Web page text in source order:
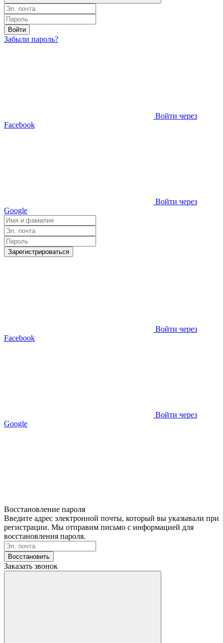
Войти
Забыли пароль?
Войти через
Facebook
Войти через
Google
Зарегистрироваться
Войти через
Facebook
Войти через
Google
Восстановление пароля
Введите адрес электронной почты, который вы указывали при
регистрации. Мы отправим письмо с информацией для
восстановления пароля.
Восстановить
Заказать звонок